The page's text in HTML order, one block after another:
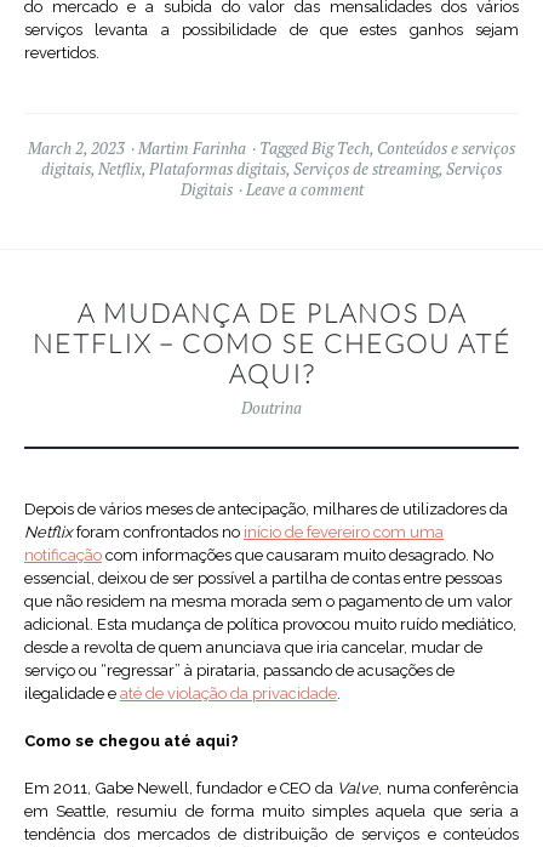
do mercado e a subida do valor das mensalidades dos vários
serviços levanta a possibilidade de que estes ganhos sejam
revertidos.
March 2, 2023 Martim Farinha TaggedBig Tech, Conteúdos e serviços
digitais, Netflix, Plataformas digitais, Serviços de streaming, Serviços
Digitais
Leave a comment
A MUDANÇA DE PLANOS DA
NETFLIX – COMO SE CHEGOU ATÉ
AQUI?
Doutrina
Depois de vários meses de antecipação, milhares de utilizadores da
Netflixforam confrontados no início de fevereiro com uma
notificação com informações que causaram muito desagrado. No
essencial, deixou de ser possível a partilha de contas entre pessoas
que não residem na mesma morada sem o pagamento de um valor
adicional. Esta mudança de política provocou muito ruído mediático,
desde a revolta de quem anunciava que iria cancelar, mudar de
serviço ou “regressar” à pirataria, passando de acusações de
ilegalidade e até de violação da privacidade.
Como se chegou até aqui?
Em 2011, Gabe Newell, fundador e CEO da Valve, numa conferência
em Seattle, resumiu de forma muito simples aquela que seria a
tendência dos mercados de distribuição de serviços e conteúdos